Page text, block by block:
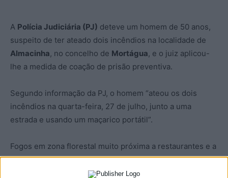
A Polícia Judiciária (PJ) deteve um homem de 50 anos,
suspeito de ter ateado dois incêndios na localidade de
Almacinha, no concelho de Mortágua, e o juiz aplicou-
lhe a medida de coação de prisão preventiva.
Segundo informação da PJ, o homem “ateou os dois
incêndios na quarta-feira, 27 de julho, junto a uma
estrada e usando um maçarico portátil”.
Fogos em zona florestal muito próxima a restaurantes e a
uma unidade hoteleira, e só a pronta intervenção da
população e dos meios de combate impediu que os dois